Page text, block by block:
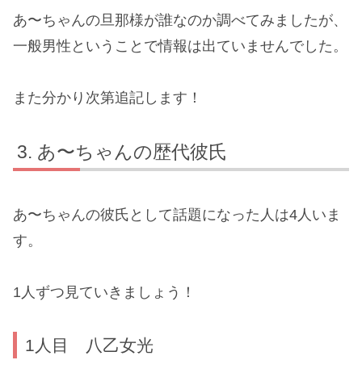
あ〜ちゃんの旦那様が誰なのか調べてみましたが、
一般男性ということで情報は出ていませんでした。
また分かり次第追記します！
あ〜ちゃんの歴代彼氏
あ〜ちゃんの彼氏として話題になった人は4人いま
す。
1人ずつ見ていきましょう！
1人目 八乙女光